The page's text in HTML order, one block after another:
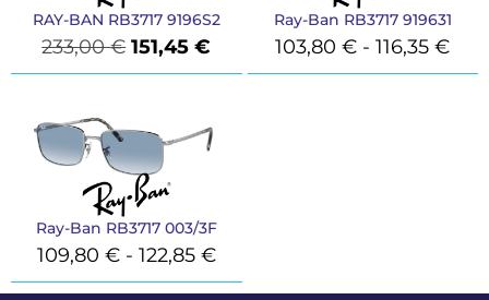
RAY-BAN RB3717 9196S2
233,00€ 151,45€
Ray-Ban RB3717 919631
103,80€ - 116,35€
Ray-Ban RB3717 003/3F
109,80 € - 122,85 €